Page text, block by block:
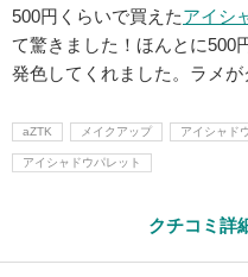
500円くらいで買えたアイシ
て驚きました！ほんとに500
発色してくれました。ラメ
aZTK メイクアップ アイシャド
アイシャドウパレット
クチコミ詳